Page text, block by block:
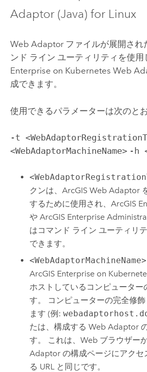
Adaptor (Java) for Linux
Web Adaptor ファイルが展開され
ンド ライン ユーティリティを使用
Enterprise on Kubernetes Web
成できます。
使用できるパラメーターは次のとお
-t
<WebAdaptorMachineName> -h
クンは、ArcGIS Web Adaptor
するために使用され、ArcGIS
やArcGIS Enterprise
はコマンド ライン ユーティリ
できます。
<WebAdaptorMachineName>
ArcGIS Enterprise on
ホストしているコンピューター
す。 コンピューターの完全修
ます (例:
たは、構成する Web Adaptor
す。 これは、Web ブラウザー
Adaptor の構成ページにアクセ
る URL と同じです。